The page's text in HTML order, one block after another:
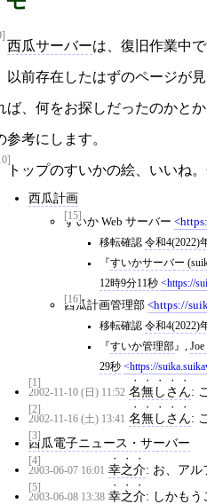
西瓜サーバーは、復旧作業中で
以前存在したはずのページが
ば、何をお探しだったのかと
参考にします。
トップのすいかの絵、いいね
西瓜計画
[15]
すいか Web サーバー
移転確認 令和4(2022)
すいかサーバー
12時9分11秒
https://
[16]
西瓜計画管理部 https://
移転確認 令和4(2022)
すいか管理部
,
29秒
https://
[1]
2002-11-10 (日) 11:52 名無しさん:
[2]
2002-11-16 (土) 13:41 名無しさん:
[3]
西瓜電子ニュース・サーバー
[4]
2003-06-07 16:01 幸之介: お、アル
[5]
2003-06-08 13:38 幸之介: しかもう